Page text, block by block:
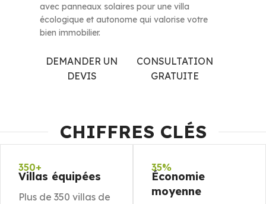
avec panneaux solaires pour une villa
écologique et autonome qui valorise votre
bien immobilier.
DEMANDER UN
DEVIS
CONSULTATION
GRATUITE
CHIFFRES CLÉS
350+
Villas équipées
Plus de 350 villas de
35%
Économie
moyenne